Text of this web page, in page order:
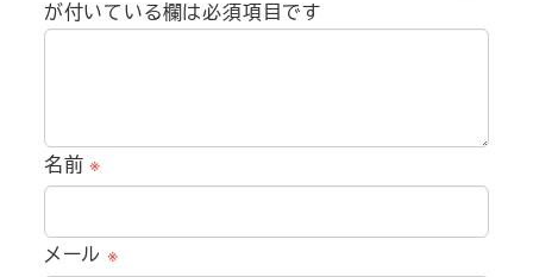
が付いている欄は必須項目です
名前※
メール ※